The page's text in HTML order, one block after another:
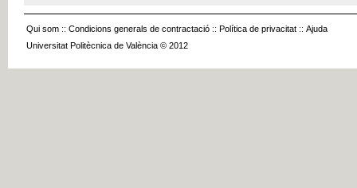
Qui som :: Condicions generals de contractació :: Política de privacitat :: Ajuda
Universitat Politècnica de València © 2012